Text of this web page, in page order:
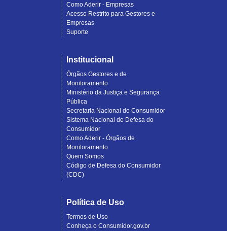
Como Aderir - Empresas
Acesso Restrito para Gestores e
Empresas
Suporte
Institucional
Órgãos Gestores e de
Monitoramento
Ministério da Justiça e Segurança
Pública
Secretaria Nacional do Consumidor
Sistema Nacional de Defesa do
Consumidor
Como Aderir - Órgãos de
Monitoramento
Quem Somos
Código de Defesa do Consumidor
(CDC)
Política de Uso
Termos de Uso
Conheça o Consumidor.gov.br